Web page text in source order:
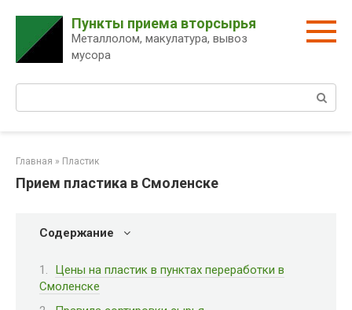
контенту
Пункты приема вторсырья
Металлолом, макулатура, вывоз
мусора
Главная » Пластик
Прием пластика в Смоленске
Содержание
Цены на пластик в пунктах переработки в
Смоленске